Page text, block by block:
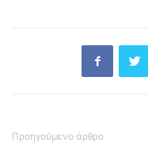
Προηγούμενο άρθρο